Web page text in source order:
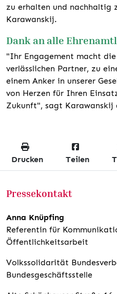
zu erhalten und nachhaltig
Karawanskij.
Dank an alle
"Ihr Engagement macht
verlässlichen Partner, zu
einem Anker in unserer
von Herzen für Ihren
Zukunft", sagt Karawanskij
Drucken Teilen
Pressekontakt
Anna Knüpfing
Referentin für
Öffentlichkeitsarbeit
Volkssolidarität
Bundesgeschäftsstelle